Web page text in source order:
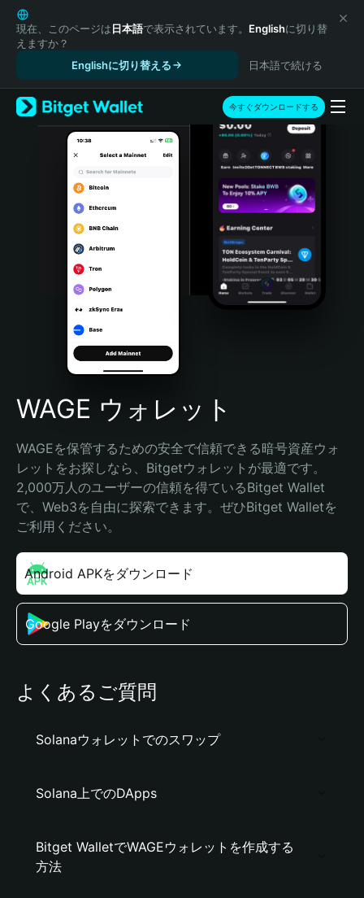
English
日本語
Tiếng Việt
Español (Latinoamérica)
Türkçe
Italiano
Português (Portugal)
Bahasa Indonesia
Português (Brasil)
Español (Argentina)
現在、このページは日本語で表示されています。 Englishに切り替
えますか？
Englishに切り替える
日本語で続ける
今すぐダウンロードする
WAGE ウォレット
WAGEを保管するための安全で信頼できる暗号資産ウォ
レットをお探しなら、Bitgetウォレットが最適です。
2,000万人のユーザーの信頼を得ているBitget Wallet
で、Web3を自由に探索できます。ぜひBitget Walletを
ご利用ください。
Android APKをダウンロード
Google Playをダウンロード
よくあるご質問
Solanaウォレットでのスワップ
Solana上でのDApps
Bitget WalletでWAGEウォレットを作成する
方法